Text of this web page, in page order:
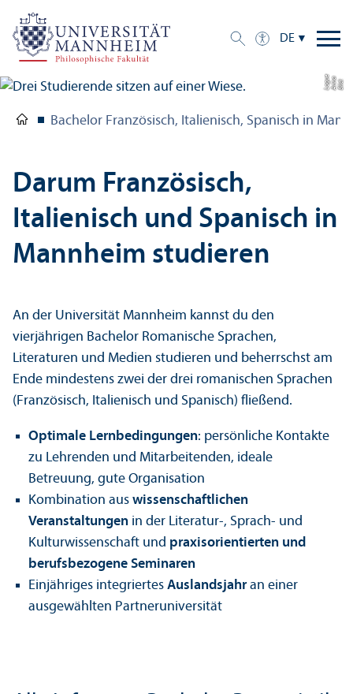
DE
Bil
d:
A
n
n
aL
o
g
u
e
Bachelor Französisch, Italienisch, Spanisch in
Darum Französisch,
Italienisch und Spanisch in
Mannheim studieren
An der Universität Mannheim kannst du den
vierjährigen Bachelor Romanische Sprachen,
Literaturen und Medien studieren und beherrschst am
Ende mindestens zwei der drei romanischen Sprachen
(Französisch, Italienisch und Spanisch) fließend.
Optimale Lernbedingungen: persönliche Kontakte
zu Lehr­enden und Mitarbeitenden, ideale
Betreuung, gute Organisation
Kombination aus wissenschaft­lichen
Veranstaltungen in der Literatur-, Sprach- und
Kultur­wissenschaft und praxis­orientierten und
berufsbezogene Seminaren
Einjähriges integriertes Auslands­jahran einer
ausgewählten Partner­universität